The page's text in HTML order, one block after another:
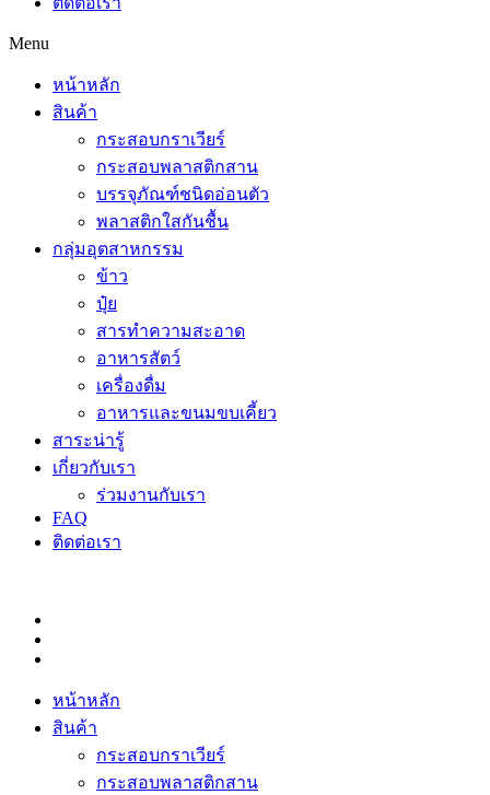
Menu
หน้าหลัก
สินค้า
กระสอบกราเวียร์
กระสอบพลาสติกสาน
บรรจุภัณฑ์ชนิดอ่อนตัว
พลาสติกใสกันชื้น
กลุ่มอุตสาหกรรม
ข้าว
ปุ๋ย
สารทำความสะอาด
อาหารสัตว์
เครื่องดื่ม
อาหารและขนมขบเคี้ยว
สาระน่ารู้
เกี่ยวกับเรา
ร่วมงานกับเรา
FAQ
ติดต่อเรา
หน้าหลัก
สินค้า
กระสอบกราเวียร์
กระสอบพลาสติกสาน